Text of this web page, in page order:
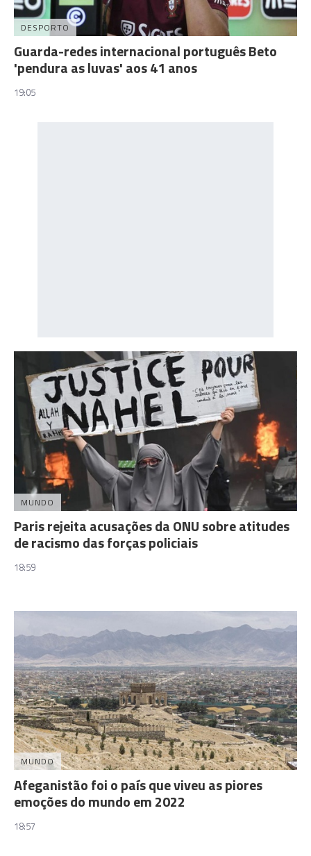
DESPORTO
Guarda-redes internacional português Beto
'pendura as luvas' aos 41 anos
19:05
MUNDO
Paris rejeita acusações da ONU sobre atitudes
de racismo das forças policiais
18:59
MUNDO
Afeganistão foi o país que viveu as piores
emoções do mundo em 2022
18:57